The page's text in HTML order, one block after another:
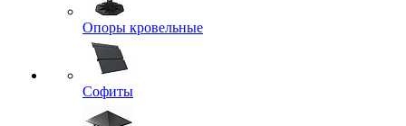
Опоры кровельные
Софиты